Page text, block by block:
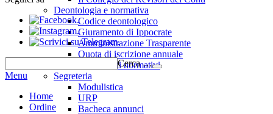
.
.
.
Cerca …
Menu
Home
Ordine
Deontologia e normativa
Codice deontologico
Giuramento di Ippocrate
Amministrazione Trasparente
Quota di iscrizione annuale
Riferimenti normativi
Segreteria
Modulistica
URP
Bacheca annunci